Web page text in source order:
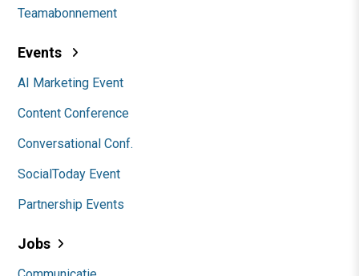
Teamabonnement
Events
AI Marketing Event
Content Conference
Conversational Conf.
SocialToday Event
Partnership Events
Jobs